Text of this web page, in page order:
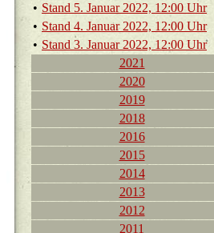
• Stand 5. Ja­nu­ar 2022, 12:00 Uhr
• Stand 4. Ja­nu­ar 2022, 12:00 Uhr
• Stand 3. Ja­nu­ar 2022, 12:00 Uhr
2021
2020
2019
2018
2016
2015
2014
2013
2012
2011